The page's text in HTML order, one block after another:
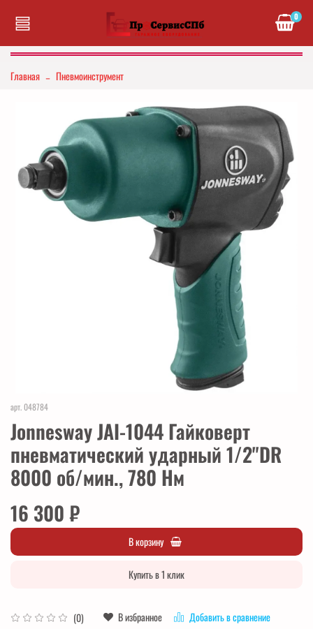
0
Главная Пневмоинструмент
арт.048784
Jonnesway JAI-1044 Гайковерт
пневматический ударный 1/2"DR
8000 об/мин., 780 Нм
(0) В избранное Добавить в сравнение
16 300 ₽
В корзину
Купить в 1 клик